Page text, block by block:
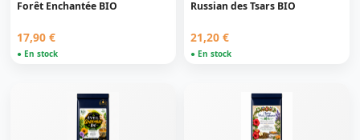
Forêt Enchantée BIO
17,90 €
● En stock
Russian des Tsars BIO
21,20 €
● En stock